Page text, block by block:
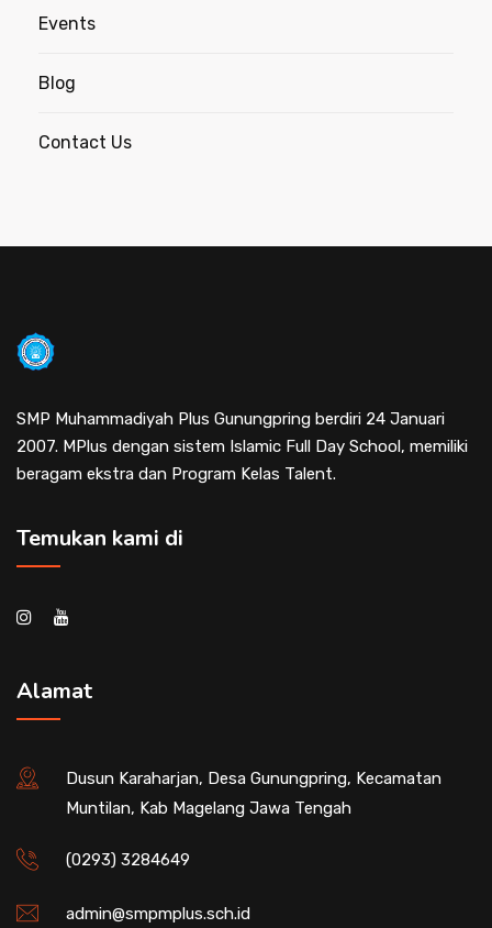
Events
Blog
Contact Us
SMP Muhammadiyah Plus Gunungpring berdiri 24 Januari
2007. MPlus dengan sistem Islamic Full Day School, memiliki
beragam ekstra dan Program Kelas Talent.
Temukan kami di
Alamat
Dusun Karaharjan, Desa Gunungpring, Kecamatan
Muntilan, Kab Magelang Jawa Tengah
(0293) 3284649
admin@smpmplus.sch.id